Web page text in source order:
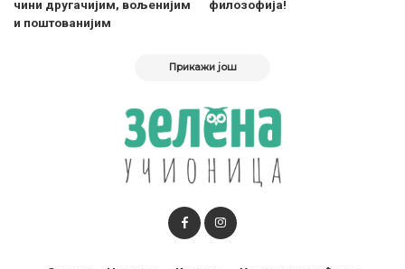
чини другачијим, вољенијим
и поштованијим
филозофија!
Прикажи још